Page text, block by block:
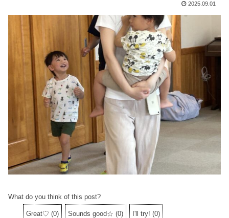
2025.09.01
What do you think of this post?
Great♡ (0) Sounds good☆ (0) I'll try! (0)